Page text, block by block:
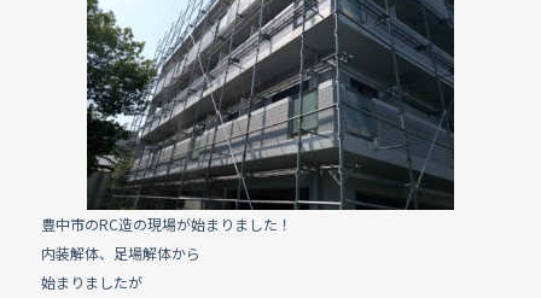
b
o
o
k
豊中市のRC造の現場が始まりました！
内装解体、足場解体から
始まりましたが